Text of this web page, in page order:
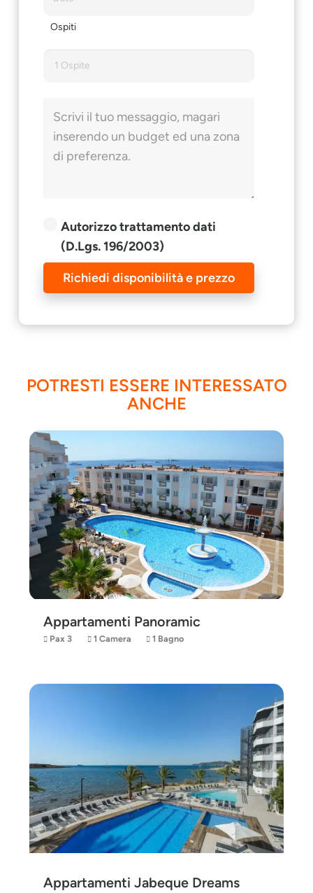
Ospiti
1 Ospite
Autorizzo trattamento dati
(D.Lgs. 196/2003)
Richiedi disponibilità e prezzo
POTRESTI ESSERE INTERESSATO
ANCHE
Appartamenti Panoramic
Pax 3 1 Camera 1 Bagno
Appartamenti Jabeque Dreams